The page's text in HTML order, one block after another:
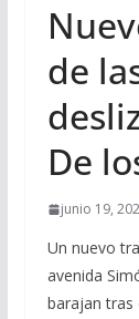
de
De
junio 19,
Un nuevo
avenida
barajan tras